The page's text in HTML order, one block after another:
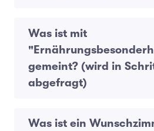
Was ist mit
gemeint? (wird in
abgefragt)
Was ist ein